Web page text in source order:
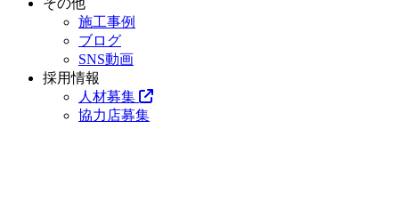
その他
施工事例
ブログ
SNS動画
採用情報
人材募集
協力店募集